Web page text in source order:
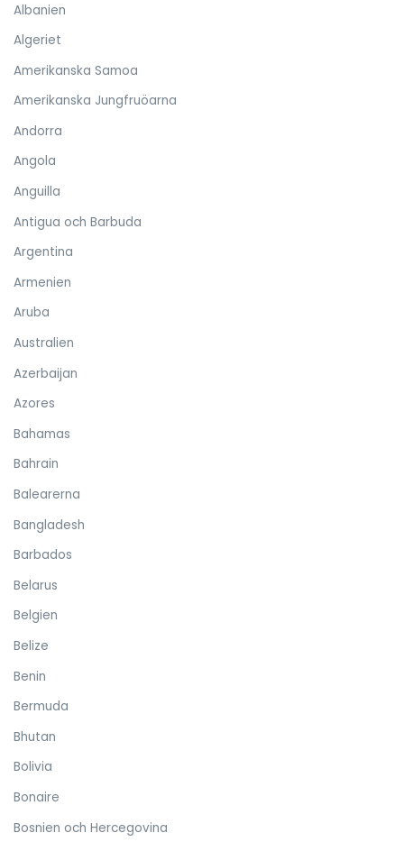
Albanien
Algeriet
Amerikanska Samoa
Amerikanska Jungfruöarna
Andorra
Angola
Anguilla
Antigua och Barbuda
Argentina
Armenien
Aruba
Australien
Azerbaijan
Azores
Bahamas
Bahrain
Balearerna
Bangladesh
Barbados
Belarus
Belgien
Belize
Benin
Bermuda
Bhutan
Bolivia
Bonaire
Bosnien och Hercegovina